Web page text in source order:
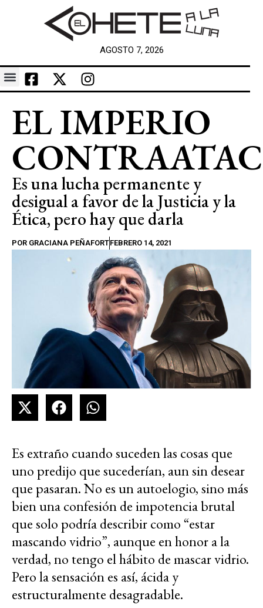
AGOSTO 7, 2026
EL IMPERIO
Es una lucha permanente y
desigual a favor de la Justicia y la
Ética, pero hay que darla
POR GRACIANA PEÑAFORTFEBRERO 14, 2021
Es extraño cuando suceden las cosas que
uno predijo que sucederían, aun sin desear
que pasaran. No es un autoelogio, sino más
bien una confesión de impotencia brutal
que solo podría describir como “estar
mascando vidrio”, aunque en honor a la
verdad, no tengo el hábito de mascar vidrio.
Pero la sensación es así, ácida y
estructuralmente desagradable.